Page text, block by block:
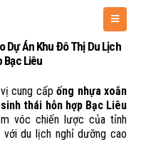
Dự Án Khu Đô Thị Du Lịch
Bạc Liêu
cung cấpống nhựa xoắn
thái hỗn hợp Bạc Liêu
vóc chiến lược của tỉnh
du lịch nghỉ dưỡng cao